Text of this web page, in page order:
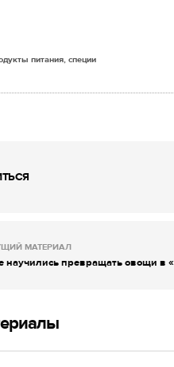
питания, специи
МАТЕРИАЛ
научились превращать овощи в